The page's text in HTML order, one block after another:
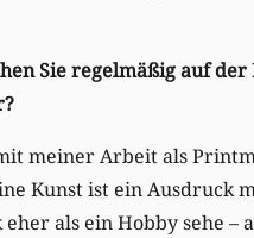
Sie regelmäßig auf
meiner Arbeit als
Kunst ist ein Ausdruck
als ein Hobby sehe